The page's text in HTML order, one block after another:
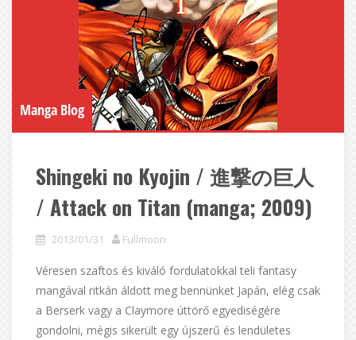
Manga Blog
Shingeki no Kyojin / 進撃の巨人
/ Attack on Titan (manga; 2009)
2013/01/31 Fullmoon
Véresen szaftos és kiváló fordulatokkal teli fantasy
mangával ritkán áldott meg bennünket Japán, elég csak
a Berserk vagy a Claymore úttörő egyediségére
gondolni, mégis sikerült egy újszerű és lendületes